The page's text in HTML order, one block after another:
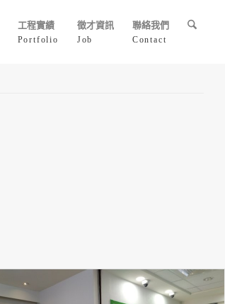
工程實績
Portfolio
徵才資訊
Job
聯絡我們
Contact